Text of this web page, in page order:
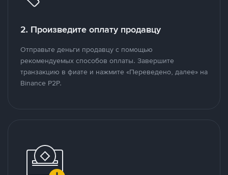
2. Произведите оплату продавцу
Отправьте деньги продавцу с помощью
рекомендуемых способов оплаты. Завершите
транзакцию в фиате и нажмите «Переведено, далее» на
Binance P2P.